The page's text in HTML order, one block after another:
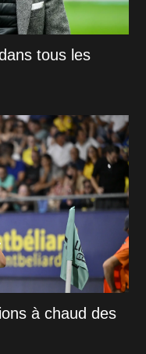
tous les
à chaud des